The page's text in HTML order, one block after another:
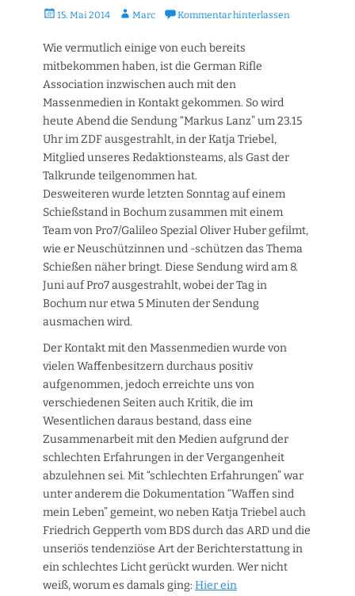
Veröffentlicht
15. Mai 2014 AutorMarc Kommentar hinterlassen
Wie vermutlich einige von euch bereits
mitbekommen haben, ist die German Rifle
Association inzwischen auch mit den
Massenmedien in Kontakt gekommen. So wird
heute Abend die Sendung “Markus Lanz” um 23.15
Uhr im ZDF ausgestrahlt, in der Katja Triebel,
Mitglied unseres Redaktionsteams, als Gast der
Talkrunde teilgenommen hat.
Desweiteren wurde letzten Sonntag auf einem
Schießstand in Bochum zusammen mit einem
Team von Pro7/Galileo Spezial Oliver Huber gefilmt,
wie er Neuschützinnen und -schützen das Thema
Schießen näher bringt. Diese Sendung wird am 8.
Juni auf Pro7 ausgestrahlt, wobei der Tag in
Bochum nur etwa 5 Minuten der Sendung
ausmachen wird.
Der Kontakt mit den Massenmedien wurde von
vielen Waffenbesitzern durchaus positiv
aufgenommen, jedoch erreichte uns von
verschiedenen Seiten auch Kritik, die im
Wesentlichen daraus bestand, dass eine
Zusammenarbeit mit den Medien aufgrund der
schlechten Erfahrungen in der Vergangenheit
abzulehnen sei. Mit “schlechten Erfahrungen” war
unter anderem die Dokumentation “Waffen sind
mein Leben” gemeint, wo neben Katja Triebel auch
Friedrich Gepperth vom BDS durch das ARD und die
unseriös tendenziöse Art der Berichterstattung in
ein schlechtes Licht gerückt wurden. Wer nicht
weiß, worum es damals ging: Hier ein